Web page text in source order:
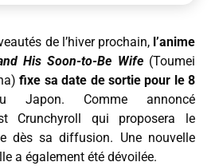
de l’hiver prochain,l’anime
His Soon-to-Be Wife(Toumei
fixe sa date de sortie pour le 8
Japon. Comme annoncé
Crunchyroll qui proposera le
dès sa diffusion. Une nouvelle
a également été dévoilée.